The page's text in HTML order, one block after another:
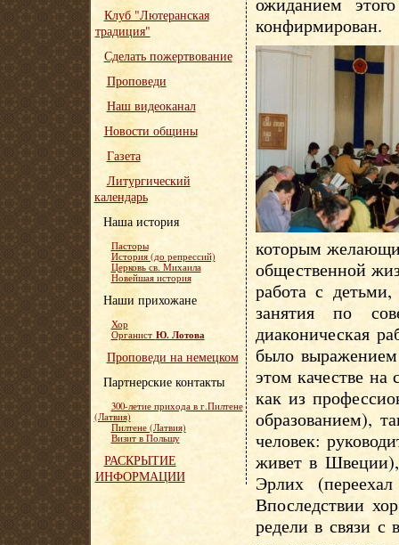
конфирмирован.
которым
общественной
работа с
занятия по
диаконическая
было
этом качестве
как из
образованием),
человек:
живет в
Эрлих
Впоследствии
редели в связи с
Клуб "Лютеранская
традиция"
Сделать пожертвование
Проповеди
Наш видеоканал
Новости общины
Газета
Литургический
календарь
Наша история
Пасторы
История (до репрессий)
Церковь св. Михаила
Новейшая история
Наши прихожане
Хор
Органист Ю. Лотова
Проповеди на немецком
Партнерские контакты
300-летие прихода в г.Пилтене
(Латвия)
Пилтене (Латвия)
Визит в Польшу
РАСКРЫТИЕ
ИНФОРМАЦИИ